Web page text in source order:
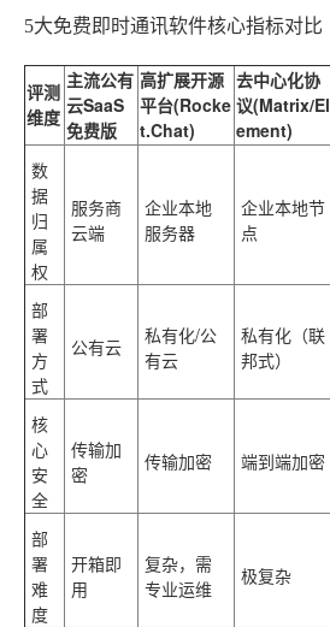
5大免费即时通讯软件核心指标对比
评测
维度
主流公有
云SaaS
免费版
高扩展开源
平台(Rocke
t.Chat)
去中心化协
议(Matrix/El
ement)
数
据
归
属
权
服务商
云端
企业本地
服务器
企业本地节
点
部
署
方
式
公有云
私有化/公
有云
私有化（联
邦式）
核
心
安
全
传输加
密
传输加密 端到端加密
部
署
难
度
开箱即
用
复杂，需
专业运维
极复杂